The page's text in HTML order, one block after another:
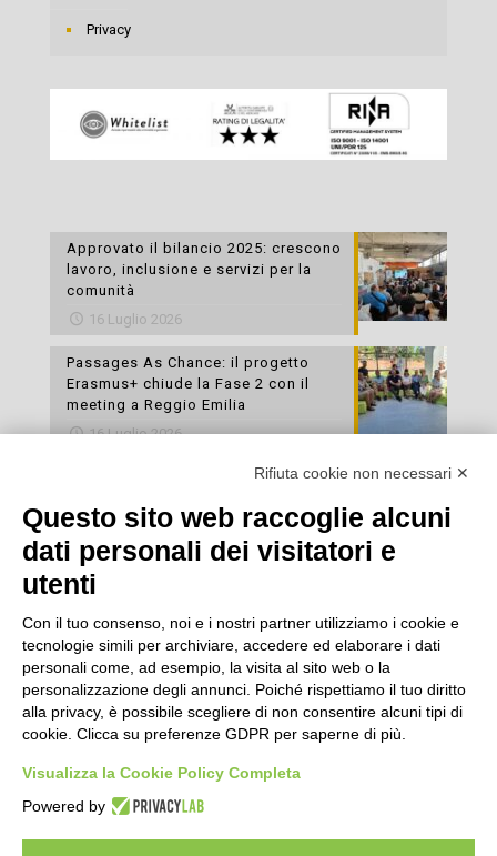
Privacy
Approvato il bilancio 2025: crescono
lavoro, inclusione e servizi per la
comunità
16 Luglio 2026
Passages As Chance: il progetto
Erasmus+ chiude la Fase 2 con il
meeting a Reggio Emilia
16 Luglio 2026
Esami di laboratorio preventivi
cura della propria salute
16 Luglio 2026
Rifiuta cookie non necessari ✕
Questo sito web raccoglie alcuni
dati personali dei visitatori e
utenti
Con il tuo consenso, noi e i nostri partner utilizziamo i cookie e
tecnologie simili per archiviare, accedere ed elaborare i dati
personali come, ad esempio, la visita al sito web o la
personalizzazione degli annunci. Poiché rispettiamo il tuo diritto
alla privacy, è possibile scegliere di non consentire alcuni tipi di
cookie. Clicca su preferenze GDPR per saperne di più.
Visualizza la Cookie Policy Completa
Powered by